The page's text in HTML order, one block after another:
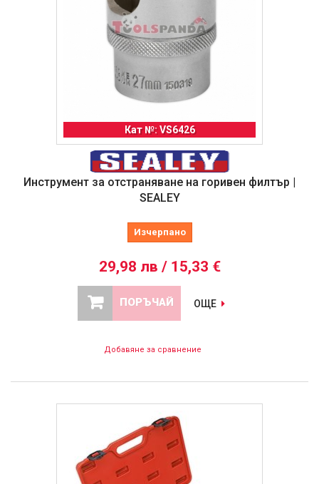
Кат №: VS6426
Инструмент за отстраняване на горивен филтър |
SEALEY
Изчерпано
29,98 лв / 15,33 €
ПОРЪЧАЙ ОЩЕ
Добавяне за сравнение